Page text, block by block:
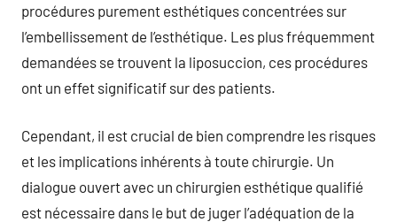
procédures purement esthétiques concentrées sur
l’embellissement de l’esthétique. Les plus fréquemment
demandées se trouvent la liposuccion, ces procédures
ont un effet significatif sur des patients.
Cependant, il est crucial de bien comprendre les risques
et les implications inhérents à toute chirurgie. Un
dialogue ouvert avec un chirurgien esthétique qualifié
est nécessaire dans le but de juger l’adéquation de la